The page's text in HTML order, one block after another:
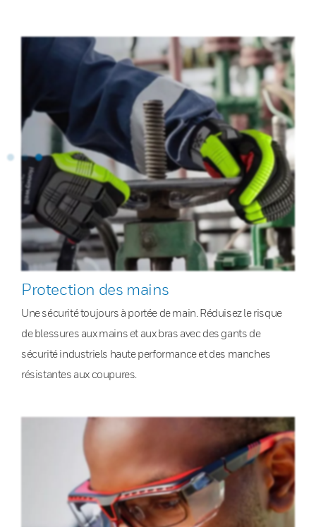
Protection des mains
Une sécurité toujours à portée de main. Réduisez le risque
de blessures aux mains et aux bras avec des gants de
sécurité industriels haute performance et des manches
résistantes aux coupures.